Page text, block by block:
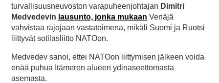
turvallisuusneuvoston varapuheenjohtajan Dimitri
Medvedevin lausunto, jonka mukaan Venäjä
vahvistaa rajojaan vastatoimena, mikäli Suomi ja Ruotsi
liittyvät sotilasliitto NATOon.
Medvedev sanoi, ettei NATOon liittymisen jälkeen voida
enää puhua Itämeren alueen ydinaseettomasta
asemasta.